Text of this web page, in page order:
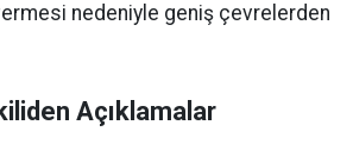
nedeniyle geniş çevrelerden
Açıklamalar